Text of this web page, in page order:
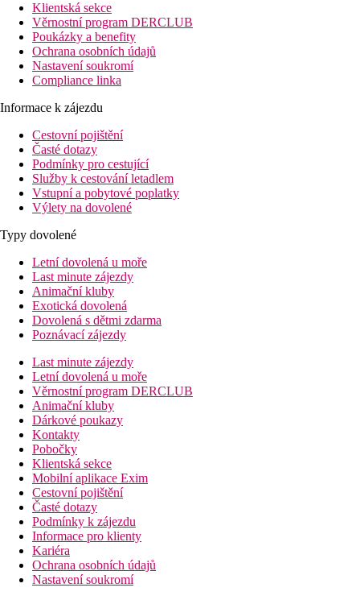
Klientská sekce
Věrnostní program DERCLUB
Poukázky a benefity
Ochrana osobních údajů
Nastavení soukromí
Compliance linka
Informace k zájezdu
Cestovní pojištění
Časté dotazy
Podmínky pro cestující
Služby k cestování letadlem
Vstupní a pobytové poplatky
Výlety na dovolené
Typy dovolené
Letní dovolená u moře
Last minute zájezdy
Animační kluby
Exotická dovolená
Dovolená s dětmi zdarma
Poznávací zájezdy
Last minute zájezdy
Letní dovolená u moře
Věrnostní program DERCLUB
Animační kluby
Dárkové poukazy
Kontakty
Pobočky
Klientská sekce
Mobilní aplikace Exim
Cestovní pojištění
Časté dotazy
Podmínky k zájezdu
Informace pro klienty
Kariéra
Ochrana osobních údajů
Nastavení soukromí